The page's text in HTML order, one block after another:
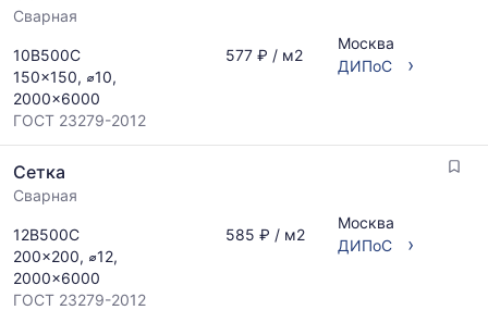
Сварная
10В500С
150x150, ⌀10,
2000x6000
ГОСТ 23279-2012
577 ₽ / м2
Москва
ДИПоС
›
Сетка
Сварная
12В500С
200x200, ⌀12,
2000x6000
ГОСТ 23279-2012
585 ₽ / м2
Москва
ДИПоС
›